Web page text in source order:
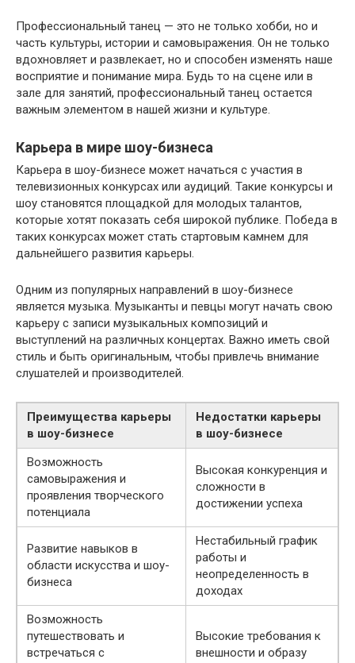
Профессиональный танец — это не только хобби, но и
часть культуры, истории и самовыражения. Он не только
вдохновляет и развлекает, но и способен изменять наше
восприятие и понимание мира. Будь то на сцене или в
зале для занятий, профессиональный танец остается
важным элементом в нашей жизни и культуре.
Карьера в мире шоу-бизнеса
Карьера в шоу-бизнесе может начаться с участия в
телевизионных конкурсах или аудиций. Такие конкурсы и
шоу становятся площадкой для молодых талантов,
которые хотят показать себя широкой публике. Победа в
таких конкурсах может стать стартовым камнем для
дальнейшего развития карьеры.
Одним из популярных направлений в шоу-бизнесе
является музыка. Музыканты и певцы могут начать свою
карьеру с записи музыкальных композиций и
выступлений на различных концертах. Важно иметь свой
стиль и быть оригинальным, чтобы привлечь внимание
слушателей и производителей.
Преимущества карьеры
в шоу-бизнесе
Недостатки карьеры
в шоу-бизнесе
Возможность
самовыражения и
проявления творческого
потенциала
Высокая конкуренция и
сложности в
достижении успеха
Развитие навыков в
области искусства и шоу-
бизнеса
Нестабильный график
работы и
неопределенность в
доходах
Возможность
путешествовать и
встречаться с
Высокие требования к
внешности и образу